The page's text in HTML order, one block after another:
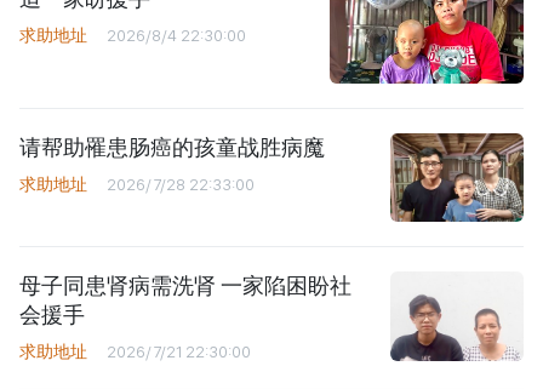
求助地址 2026/8/4 22:30:00
请帮助罹患肠癌的孩童战胜病魔
求助地址 2026/7/28 22:33:00
母子同患肾病需洗肾 一家陷困盼社
会援手
求助地址 2026/7/21 22:30:00